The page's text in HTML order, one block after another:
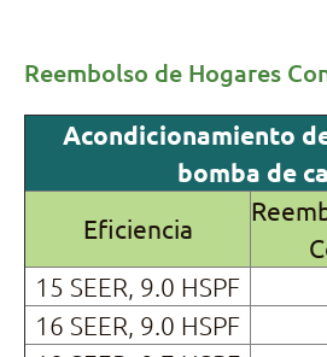
Reembolso de Hogares
Acondicionamiento
bomba de
Eficiencia
15 SEER, 9.0 HSPF
16 SEER, 9.0 HSPF